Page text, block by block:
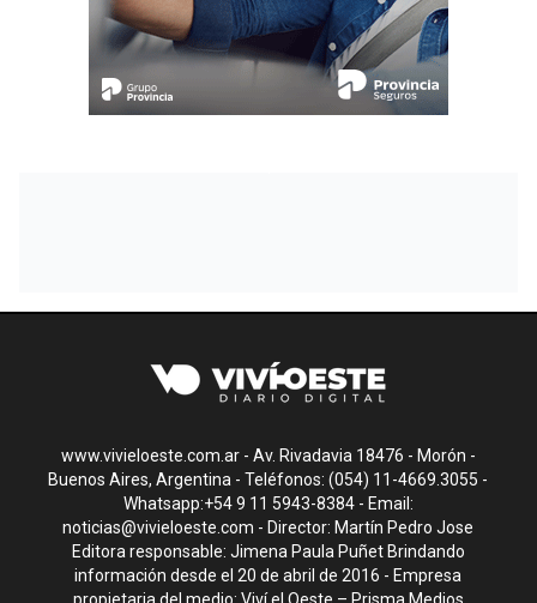
www.vivieloeste.com.ar - Av. Rivadavia 18476 - Morón -
Buenos Aires, Argentina - Teléfonos: (054) 11-4669.3055 -
Whatsapp:+54 9 11 5943-8384 - Email:
noticias@vivieloeste.com - Director: Martín Pedro Jose
Editora responsable: Jimena Paula Puñet Brindando
información desde el 20 de abril de 2016 - Empresa